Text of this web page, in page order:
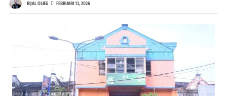
RIJAL OLIEG FEBRUARI 13, 2026